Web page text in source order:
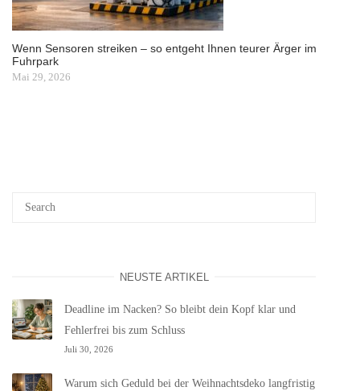
Wenn Sensoren streiken – so entgeht Ihnen teurer Ärger im
Fuhrpark
Mai 29, 2026
NEUSTE ARTIKEL
Deadline im Nacken? So bleibt dein Kopf klar und
Fehlerfrei bis zum Schluss
Juli 30, 2026
Warum sich Geduld bei der Weihnachtsdeko langfristig